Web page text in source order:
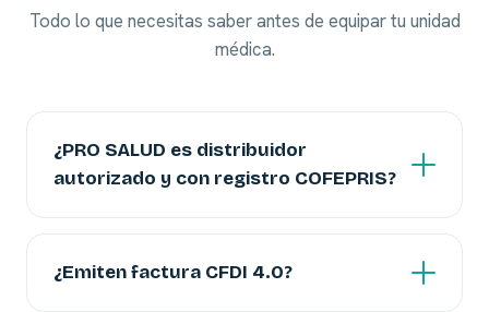
Todo lo que necesitas saber antes de equipar tu unidad
médica.
¿PRO SALUD es distribuidor
autorizado y con registro COFEPRIS?
¿Emiten factura CFDI 4.0?